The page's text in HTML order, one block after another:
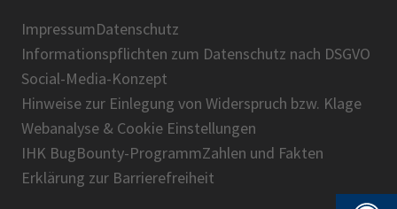
Über uns
Presse
IHK-Magazin
BIHK
DIHK
AHK
IHK-Standortportal Bayern
ImpressumDatenschutz
Informationspflichten zum Datenschutz nach DSGVO
Social-Media-Konzept
Hinweise zur Einlegung von Widerspruch bzw. Klage
Webanalyse & Cookie Einstellungen
IHK BugBounty-ProgrammZahlen und Fakten
Erklärung zur Barrierefreiheit